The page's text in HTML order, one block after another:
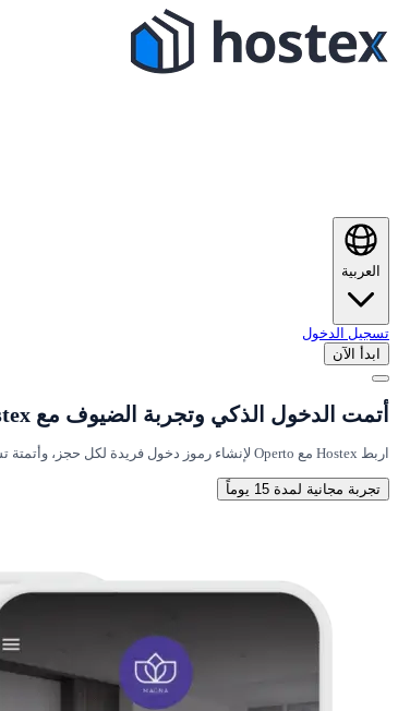
العربية
تسجيل الدخول
ابدأ الآن
أتمت الدخول الذكي وتجربة الضيوف مع Operto + Hostex
اربط Hostex مع Operto لإنشاء رموز دخول فريدة لكل حجز، وأتمتة تسجيل الوصول الرقمي، وتقديم تجارب ضيوف استثنائية — كل ذلك دون أي تدخّل يدوي.
تجربة مجانية لمدة 15 يوماً